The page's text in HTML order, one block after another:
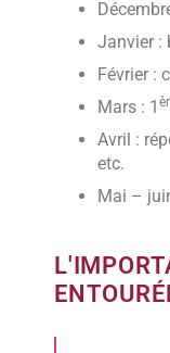
Janvier :
Février :
Mars : 1
Avril :
etc.
Mai –